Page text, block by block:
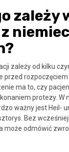
zależy
zależy od kilku
przed rozpoczęciem
ma to, czy
protezy. W
ważny jest Heil-
Bez
może odmówić